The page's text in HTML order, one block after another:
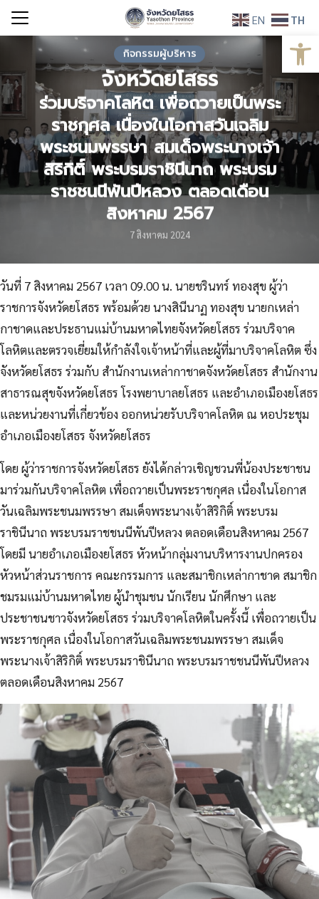
Skip
Search
กิจกรรมผู้บริหาร
จังหวัดยโสธร
ร่วมบริจาคโลหิต เพื่อถวายเป็นพระ
ราชกุศล เนื่องในโอกาสวันเฉลิม
พระชนมพรรษา สมเด็จพระนางเจ้า
สิริกิติ์ พระบรมราชินีนาถ พระบรม
ราชชนนีพันปีหลวง ตลอดเดือน
สิงหาคม 2567
7 สิงหาคม 2024
วันที่ 7 สิงหาคม 2567 เวลา 09.00 น. นายชรินทร์ ทองสุข ผู้ว่า
ราชการจังหวัดยโสธร พร้อมด้วย นางสินีนาฏ ทองสุข นายกเหล่า
กาชาดและประธานแม่บ้านมหาดไทยจังหวัดยโสธร ร่วมบริจาค
โลหิตและตรวจเยี่ยมให้กำลังใจเจ้าหน้าที่และผู้ที่มาบริจาคโลหิต ซึ่ง
จังหวัดยโสธร ร่วมกับ สำนักงานเหล่ากาชาดจังหวัดยโสธร สำนักงาน
สาธารณสุขจังหวัดยโสธร โรงพยาบาลยโสธร และอำเภอเมืองยโสธร
และหน่วยงานที่เกี่ยวข้อง ออกหน่วยรับบริจาคโลหิต ณ หอประชุม
อำเภอเมืองยโสธร จังหวัดยโสธร
โดย ผู้ว่าราชการจังหวัดยโสธร ยังได้กล่าวเชิญชวนพี่น้องประชาชน
มาร่วมกันบริจาคโลหิต เพื่อถวายเป็นพระราชกุศล เนื่องในโอกาส
วันเฉลิมพระชนมพรรษา สมเด็จพระนางเจ้าสิริกิติ์ พระบรม
ราชินีนาถ พระบรมราชชนนีพันปีหลวง ตลอดเดือนสิงหาคม 2567
โดยมี นายอำเภอเมืองยโสธร หัวหน้ากลุ่มงานบริหารงานปกครอง
หัวหน้าส่วนราชการ คณะกรรมการ และสมาชิกเหล่ากาชาด สมาชิก
ชมรมแม่บ้านมหาดไทย ผู้นำชุมชน นักเรียน นักศึกษา และ
ประชาชนชาวจังหวัดยโสธร ร่วมบริจาคโลหิตในครั้งนี้ เพื่อถวายเป็น
พระราชกุศล เนื่องในโอกาสวันเฉลิมพระชนมพรรษา สมเด็จ
พระนางเจ้าสิริกิติ์ พระบรมราชินีนาถ พระบรมราชชนนีพันปีหลวง
ตลอดเดือนสิงหาคม 2567
EN TH